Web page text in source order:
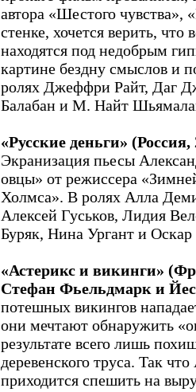
автора «Шестого чувства»,
стенке, хочется верить, что
находятся под недобрым
картине бездну смыслов и
ролях Джеффри Райт, Даг
Балабан и М. Найт
«Русские деньги»
Экранизация пьесы
овцы» от режиссера
Холмса». В ролях Алла
Алексей Гуськов, Лидия
Буряк, Нина Ургант и Оскар
«Астерикс и викинги»
Стефан Фьельдмарк и
потешных викингов
они мечтают обнаружить
результате всего лишь
деревенского труса. Так
приходится спешить на